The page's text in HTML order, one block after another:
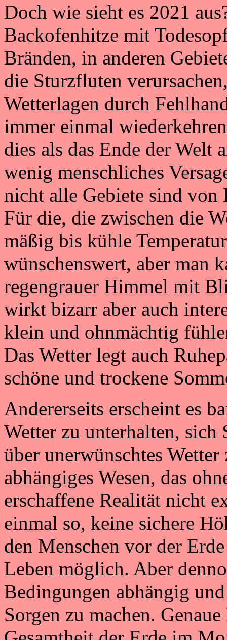
Doch wie sieht es 2021
Backofenhitze mit
Bränden, in anderen
die Sturzfluten
Wetterlagen durch
immer einmal
dies als das Ende der Welt
wenig menschliches
nicht alle Gebiete sind von
Für die, die zwischen die
mäßig bis kühle
wünschenswert, aber man
regengrauer Himmel mit
wirkt bizarr aber auch
klein und ohnmächtig
Das Wetter legt auch
schöne und trockene
Andererseits erscheint es
Wetter zu unterhalten, sich
über unerwünschtes
abhängiges Wesen, das
erschaffene Realität nicht
einmal so, keine sichere
den Menschen vor der
Leben möglich. Aber
Bedingungen abhängig
Sorgen zu machen.